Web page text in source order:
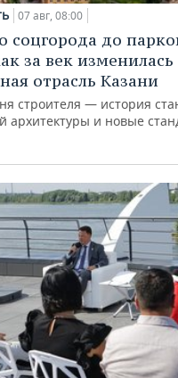
07 авг, 08:00
соцгорода до
за век изменилась
отрасль Казани
строителя — история
архитектуры и новые